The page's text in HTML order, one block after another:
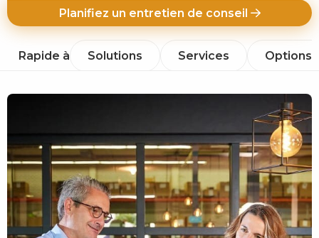
Planifiez un entretien de conseil
Rapide à Solutions Services Options